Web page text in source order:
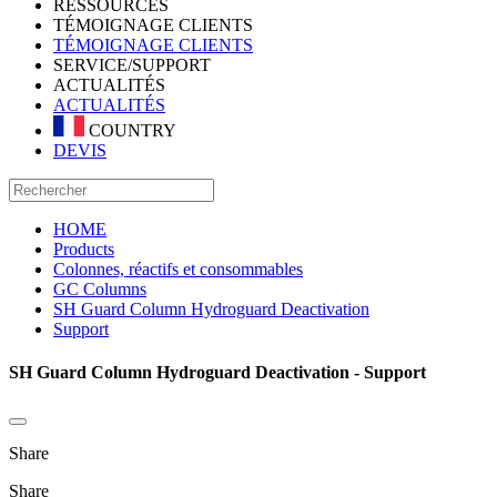
RESSOURCES
TÉMOIGNAGE CLIENTS
TÉMOIGNAGE CLIENTS
SERVICE/SUPPORT
ACTUALITÉS
ACTUALITÉS
COUNTRY
DEVIS
HOME
Products
Colonnes, réactifs et consommables
GC Columns
SH Guard Column Hydroguard Deactivation
Support
SH Guard Column Hydroguard Deactivation - Support
Share
Share